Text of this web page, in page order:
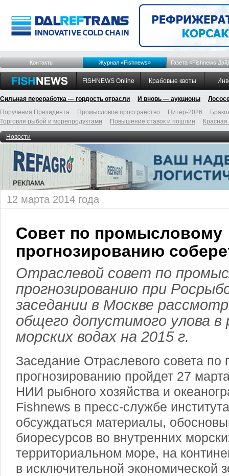
Контакты Журнал «Fishnews» Газета «Fishnews
FISHNEWS Online Крабовые квоты
Сильная переработка — гордость отрасли И вновь — аукционы
Поручения Президента
Промысловое пространство Питер-2026
Торговля рыбой и морепродуктами
Повышение ставок и пошлин
Новости
12 марта 2014 года
Совет по промысловому
прогнозированию
Отраслевой совет по
прогнозированию при
заседании в Москве
общего допустимого улова в
морских водах на 2015 г.
Заседание Отраслевого совета
прогнозированию пройдет 27
НИИ рыбного хозяйства и
Fishnews в пресс-службе
обсуждаться материалы,
биоресурсов во внутренних
территориальном море, на
в исключительной экономической